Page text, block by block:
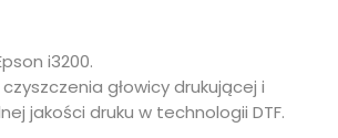
i3200.
głowicy drukującej i
jakości druku w technologii DTF.